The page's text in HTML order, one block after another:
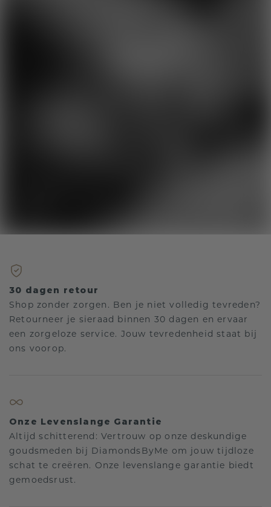
30 dagen retour
Shop zonder zorgen. Ben je niet volledig tevreden?
Retourneer je sieraad binnen 30 dagen en ervaar
een zorgeloze service. Jouw tevredenheid staat bij
ons voorop.
Onze Levenslange Garantie
Altijd schitterend: Vertrouw op onze deskundige
goudsmeden bij DiamondsByMe om jouw tijdloze
schat te creëren. Onze levenslange garantie biedt
gemoedsrust.